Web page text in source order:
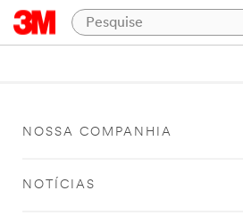
NOSSA COMPANHIA
NOTÍCIAS